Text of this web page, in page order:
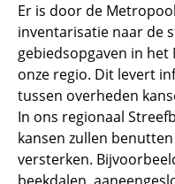
Er is door de
inventarisatie naar de
gebiedsopgaven in
onze regio. Dit levert
tussen overheden
In ons regionaal
kansen zullen
versterken.